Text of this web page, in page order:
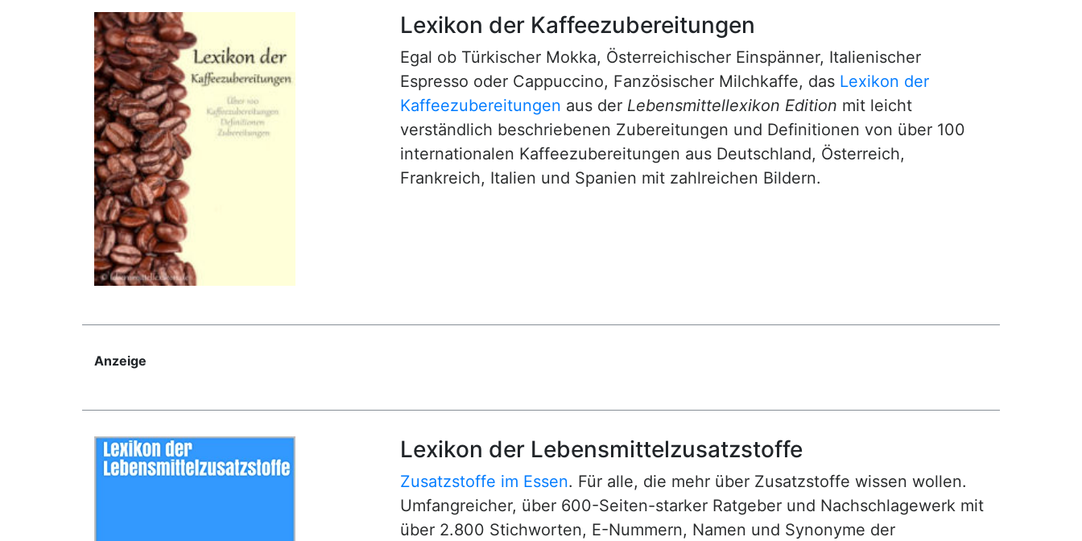
Lexikon der Kaffeezubereitungen
Egal ob Türkischer Mokka, Österreichischer Einspänner, Italienischer
Espresso oder Cappuccino, Fanzösischer Milchkaffe, das Lexikon der
Kaffeezubereitungen aus der Lebensmittellexikon Edition mit leicht
verständlich beschriebenen Zubereitungen und Definitionen von über 100
internationalen Kaffeezubereitungen aus Deutschland, Österreich,
Frankreich, Italien und Spanien mit zahlreichen Bildern.
Anzeige
Lexikon der Lebensmittelzusatzstoffe
Zusatzstoffe im Essen. Für alle, die mehr über Zusatzstoffe wissen wollen.
Umfangreicher, über 600-Seiten-starker Ratgeber und Nachschlagewerk mit
über 2.800 Stichworten, E-Nummern, Namen und Synonyme der